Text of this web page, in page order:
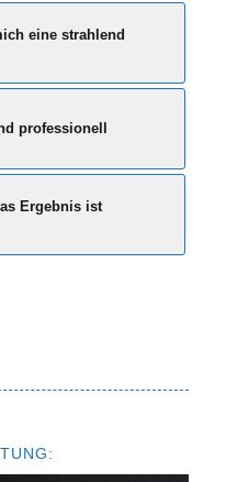
eine strahlend
professionell
Ergebnis ist